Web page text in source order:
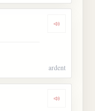
Dengarkan
ardent
Dengarkan